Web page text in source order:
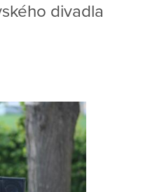
divadla